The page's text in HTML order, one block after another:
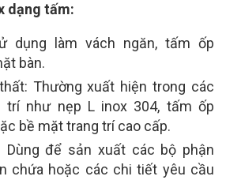
dạng tấm:
dụng làm vách ngăn, tấm ốp
bàn.
Thường xuất hiện trong các
trí như nẹp L inox 304, tấm ốp
bề mặt trang trí cao cấp.
Dùng để sản xuất các bộ phận
chứa hoặc các chi tiết yêu cầu